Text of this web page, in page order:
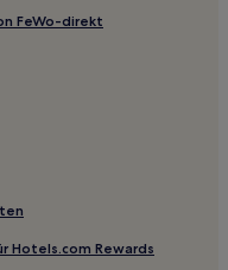
FeWo-direkt
Hotels.com Rewards